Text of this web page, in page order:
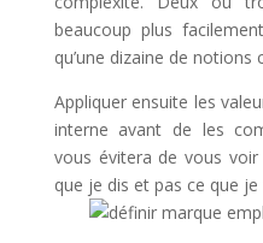
beaucoup plus
qu’une dizaine de notions
Appliquer ensuite les
interne avant de les
vous évitera de vous voir
que je dis et pas ce que je